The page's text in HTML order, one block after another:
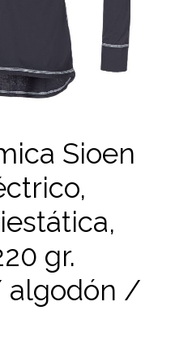
Sioen
gr.
algodón /